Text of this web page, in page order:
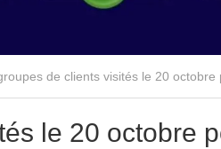
de clients visités le 20
le 20 octobre